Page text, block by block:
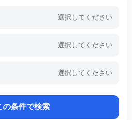
選択してください
選択してください
選択してください